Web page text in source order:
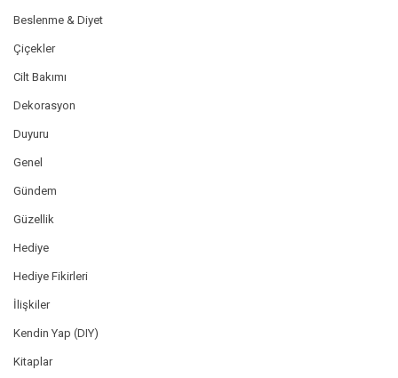
Beslenme & Diyet
Çiçekler
Cilt Bakımı
Dekorasyon
Duyuru
Genel
Gündem
Güzellik
Hediye
Hediye Fikirleri
İlişkiler
Kendin Yap (DIY)
Kitaplar